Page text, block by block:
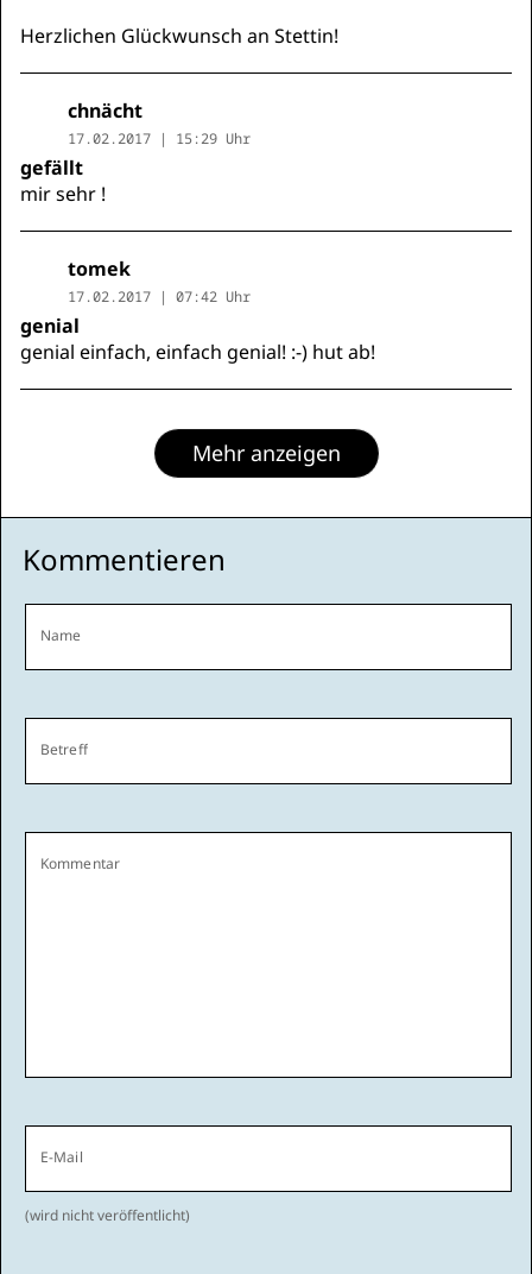
Herzlichen Glückwunsch an Stettin!
chnächt
17.02.2017 | 15:29 Uhr
gefällt
mir sehr !
tomek
17.02.2017 | 07:42 Uhr
genial
genial einfach, einfach genial! :-) hut ab!
Mehr anzeigen
Kommentieren
Name
Betreff
Kommentar
E-Mail
(wird nicht veröffentlicht)